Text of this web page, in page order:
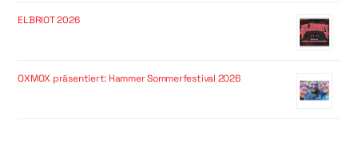
ELBRIOT 2026
OXMOX präsentiert: Hammer Sommerfestival 2026